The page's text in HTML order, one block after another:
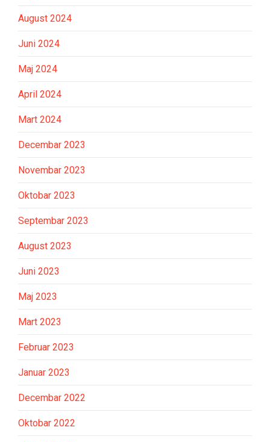
August 2024
Juni 2024
Maj 2024
April 2024
Mart 2024
Decembar 2023
Novembar 2023
Oktobar 2023
Septembar 2023
August 2023
Juni 2023
Maj 2023
Mart 2023
Februar 2023
Januar 2023
Decembar 2022
Oktobar 2022